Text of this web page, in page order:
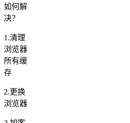
如何解
决？
1.清理
浏览器
所有缓
存
2.更换
浏览器